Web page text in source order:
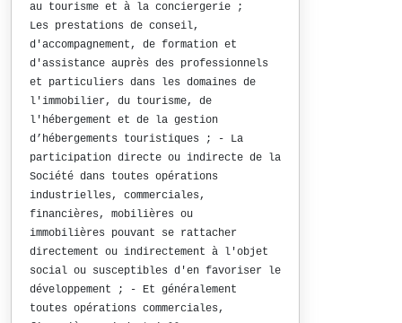
au tourisme et à la conciergerie ;
Les prestations de conseil,
d'accompagnement, de formation et
d'assistance auprès des professionnels
et particuliers dans les domaines de
l'immobilier, du tourisme, de
l'hébergement et de la gestion
d’hébergements touristiques ; - La
participation directe ou indirecte de la
Société dans toutes opérations
industrielles, commerciales,
financières, mobilières ou
immobilières pouvant se rattacher
directement ou indirectement à l'objet
social ou susceptibles d'en favoriser le
développement ; - Et généralement
toutes opérations commerciales,